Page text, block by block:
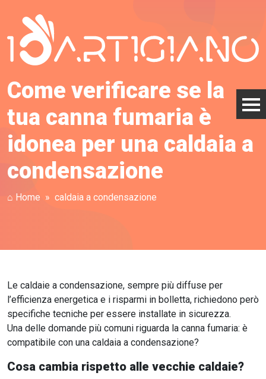
Come verificare se la
tua canna fumaria è
idonea per una caldaia a
condensazione
⌂ Home caldaia a condensazione
Le caldaie a condensazione, sempre più diffuse per
l’efficienza energetica e i risparmi in bolletta, richiedono però
specifiche tecniche per essere installate in sicurezza.
Una delle domande più comuni riguarda la canna fumaria: è
compatibile con una caldaia a condensazione?
Cosa cambia rispetto alle vecchie caldaie?